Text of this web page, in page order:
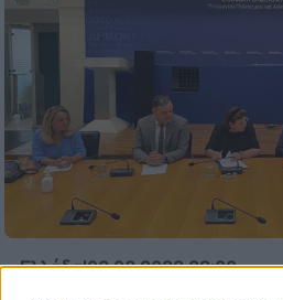
Ελλάδα|02.08.2022 23:00